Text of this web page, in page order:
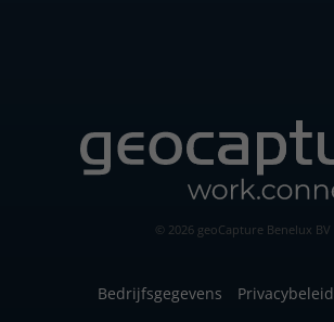
© 2026 geoCapture Benelux BV
Bedrijfsgegevens Privacybeleid